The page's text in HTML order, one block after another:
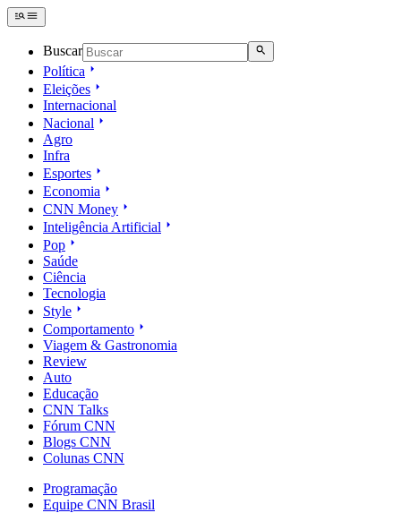
Buscar
Política
Eleições
Internacional
Nacional
Agro
Infra
Esportes
Economia
CNN Money
Inteligência Artificial
Pop
Saúde
Ciência
Tecnologia
Style
Comportamento
Viagem & Gastronomia
Review
Auto
Educação
CNN Talks
Fórum CNN
Blogs CNN
Colunas CNN
Programação
Equipe CNN Brasil